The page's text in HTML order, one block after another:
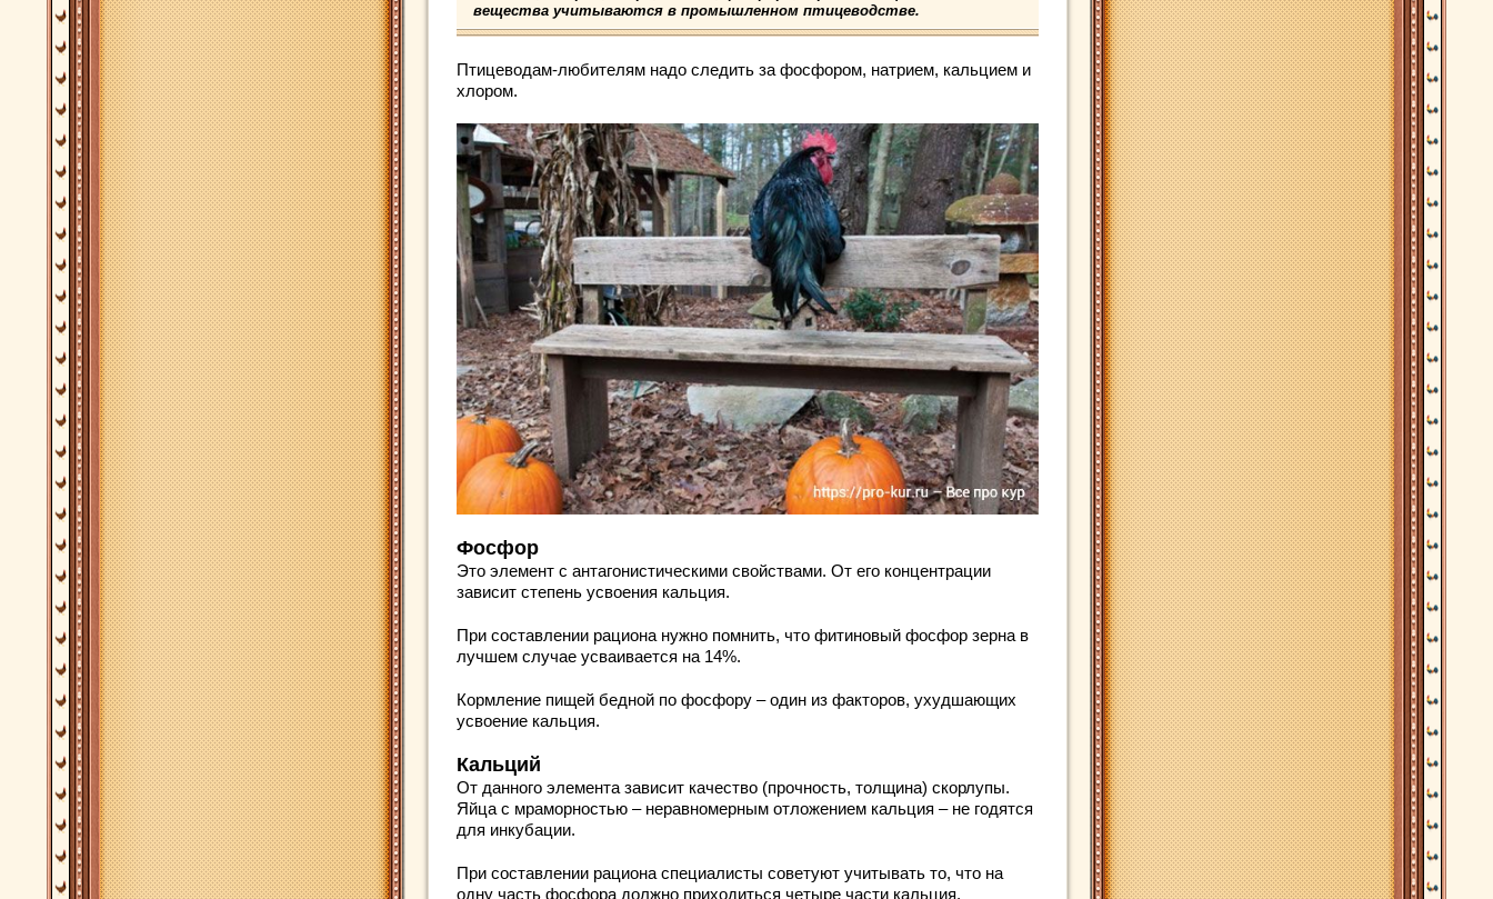
вещества учитываются в промышленном птицеводстве.
Птицеводам-любителям надо следить за фосфором, натрием, кальцием и
хлором.
Фосфор
Это элемент с антагонистическими свойствами. От его концентрации
зависит степень усвоения кальция.
При составлении рациона нужно помнить, что фитиновый фосфор зерна в
лучшем случае усваивается на 14%.
Кормление пищей бедной по фосфору – один из факторов, ухудшающих
усвоение кальция.
Кальций
От данного элемента зависит качество (прочность, толщина) скорлупы.
Яйца с мраморностью – неравномерным отложением кальция – не годятся
для инкубации.
При составлении рациона специалисты советуют учитывать то, что на
одну часть фосфора должно приходиться четыре части кальция.